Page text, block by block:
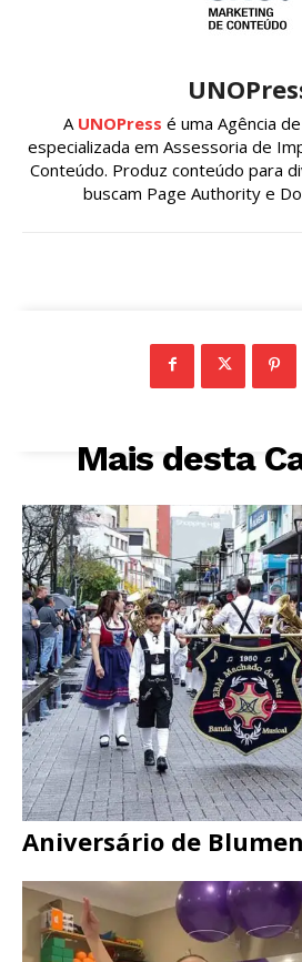
A UNOPress é uma Agência
especializada em Assessoria de
Conteúdo. Produz conteúdo para
buscam Page Authority e
Mais desta
Aniversário de